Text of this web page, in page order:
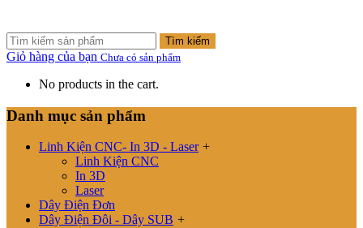
Tìm kiếm
Giỏ hàng của bạn Chưa có sản phẩm
No products in the cart.
Danh mục sản phẩm
Linh Kiện CNC- In 3D - Laser +
Linh Kiện CNC
In 3D
Laser
Dây Điện Đơn
Dây Điện Đôi - Dây SUB +